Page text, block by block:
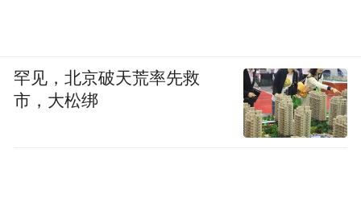
罕见，北京破天荒率先救
市，大松绑